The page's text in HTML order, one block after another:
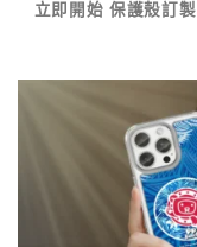
立即開始保護殼訂製